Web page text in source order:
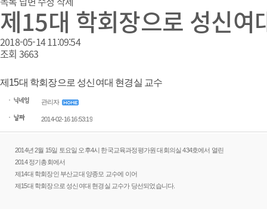
제15대 학회장으로 성신여
2018-05-14 11:09:54
조회 3663
제15대 학회장으로 성신여대 현경실 교수
관리자
2014-02-16 16:53:19
2014년 2월 15일 토요일 오후4시 한국교육과정평가원 대회의실 434호에서 열린
2014 정기총회에서
제14대 학회장인 부산교대 양종모 교수에 이어
제15대 학회장으로 성신여대 현경실 교수가 당선되었습니다.